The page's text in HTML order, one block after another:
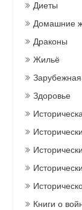
Диеты
Домашние
Драконы
Жильё
Здоровье
Книги о